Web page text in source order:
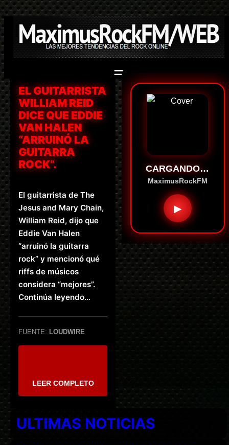
Saltar
contenido
EL GUITARRISTA
WILLIAM REID
DICE QUE EDDIE
VAN HALEN
“ARRUINÓ LA
GUITARRA
ROCK”.
El guitarrista de The
Jesus and Mary Chain,
William Reid, dijo que
Eddie Van Halen
“arruinó la guitarra
rock” y mencionó qué
riffs de músicos
considera “mejores”.
Continúa leyendo…
FUENTE: LOUDWIRE
LEER COMPLETO
CARGANDO…
MaximusRockFM
▶
ULTIMAS NOTICIAS